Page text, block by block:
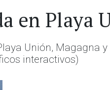
en Playa
Unión, Magagna y
interactivos)